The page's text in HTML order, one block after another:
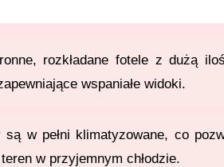
rozkładane fotele z dużą
wspaniałe widoki.
w pełni klimatyzowane, co
w przyjemnym chłodzie.